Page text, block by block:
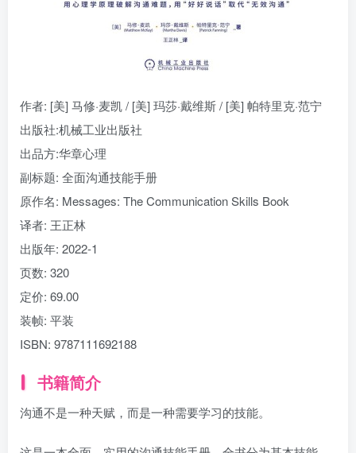
作者: [美] 马修·麦凯 / [美] 玛莎·戴维斯 / [美] 帕特里克·范宁
出版社:机械工业出版社
出品方:华章心理
副标题: 全面沟通技能手册
原作名: Messages: The Communication Skills Book
译者: 王正林
出版年: 2022-1
页数: 320
定价: 69.00
装帧: 平装
ISBN: 9787111692188
书籍简介
沟通不是一种天赋，而是一种需要学习的技能。